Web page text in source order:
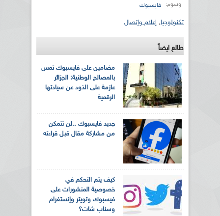
وسوم: فايسبوك
تكنولوجيا, إعلام وإتصال
طالع ايضاً
مضامين على فايسبوك تمس
بالمصالح الوطنية: الجزائر
عازمة على الذود عن سيادتها
الرقمية
جديد فايسبوك ..لن تتمكن
من مشاركة مقال قبل قراءته
كيف يتم التحكم في
خصوصية المنشورات على
فيسبوك وتويتر وإنستغرام
وسناب شات؟